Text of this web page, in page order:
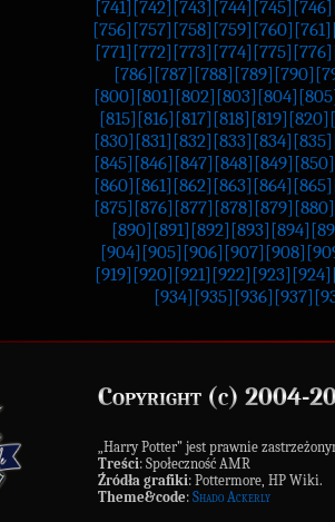
[741] [742] [743] [744] [745] [746]
[756] [757] [758] [759] [760] [761]
[771] [772] [773] [774] [775] [776]
[786] [787] [788] [789] [790]
[800] [801] [802] [803] [804]
[815] [816] [817] [818] [819] [820]
[830] [831] [832] [833] [834] [835]
[845] [846] [847] [848] [849] [850]
[860] [861] [862] [863] [864] [865]
[875] [876] [877] [878] [879] [880]
[890] [891] [892] [893] [894]
[904] [905] [906] [907] [908]
[919] [920] [921] [922] [923] [924]
[934] [935] [936] [937]
Copyright (c) 2004-
„Harry Potter” jest prawnie
Treści: Społeczność AMR
Źródła grafiki: Pottermore, HP Wiki.
Theme&code: Shado Ackerly